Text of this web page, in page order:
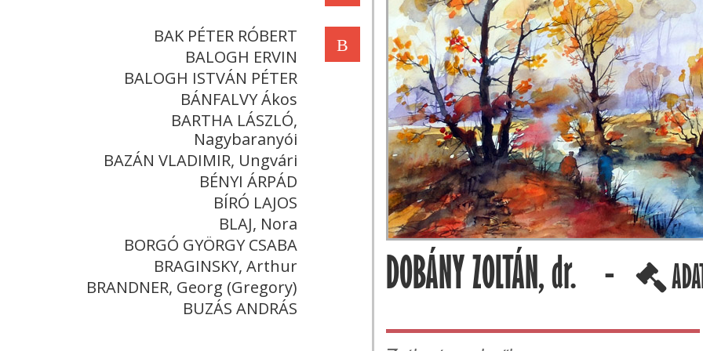
B
BAK PÉTER RÓBERT
BALOGH ERVIN
BALOGH ISTVÁN PÉTER
BÁNFALVY Ákos
BARTHA LÁSZLÓ,
Nagybaranyói
BAZÁN VLADIMIR, Ungvári
BÉNYI ÁRPÁD
BÍRÓ LAJOS
BLAJ, Nora
BORGÓ GYÖRGY CSABA
BRAGINSKY, Arthur
BRANDNER, Georg (Gregory)
BUZÁS ANDRÁS
DOBÁNY ZOLTÁN, dr. -